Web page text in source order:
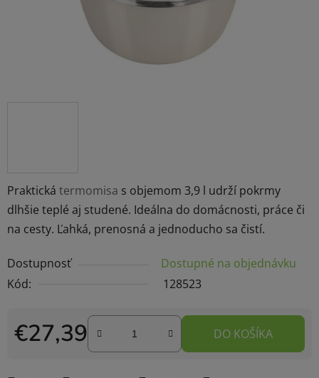
Praktická termomisa s objemom 3,9 l udrží pokrmy
dlhšie teplé aj studené. Ideálna do domácnosti, práce či
na cesty. Ľahká, prenosná a jednoducho sa čistí.
Dostupnosť
Dostupné na objednávku
Kód:
128523
€27,39
Jednotková cena:
DO KOŠÍKA